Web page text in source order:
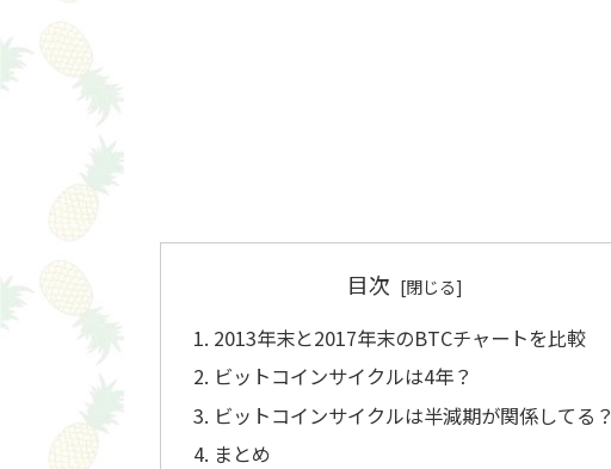
目次
2013年末と2017年末のBTCチャートを比較
ビットコインサイクルは4年？
ビットコインサイクルは半減期が関係してる？
まとめ